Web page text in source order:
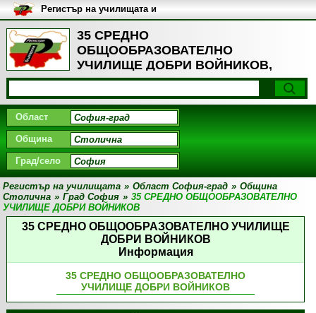
35 СРЕДНО
ОБЩООБРАЗОВАТЕЛНО
УЧИЛИЩЕ ДОБРИ ВОЙНИКОВ,
Град София
Регистър на училищата и
университетите в България
Област
Община
Град/село
Регистър на училищата » Област София-град » Община
Столична » Град София » 35 СРЕДНО ОБЩООБРАЗОВАТЕЛНО
УЧИЛИЩЕ ДОБРИ ВОЙНИКОВ
35 СРЕДНО ОБЩООБРАЗОВАТЕЛНО УЧИЛИЩЕ
ДОБРИ ВОЙНИКОВ
Информация
35 СРЕДНО ОБЩООБРАЗОВАТЕЛНО
УЧИЛИЩЕ ДОБРИ ВОЙНИКОВ